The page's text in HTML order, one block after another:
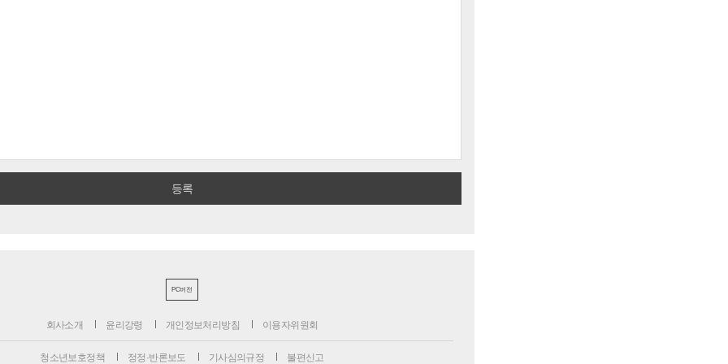
PC버전
회사소개 윤리강령 개인정보처리방침 이용자위원회
청소년보호정책 정정·반론보도 기사심의규정 불편신고